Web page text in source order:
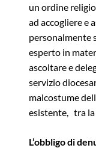
un ordine
ad accogliere e
personalmente
esperto in
ascoltare e
servizio
malcostume
esistente, tra la
L’obbligo di